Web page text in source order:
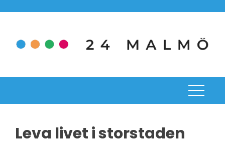
Leva livet i storstaden